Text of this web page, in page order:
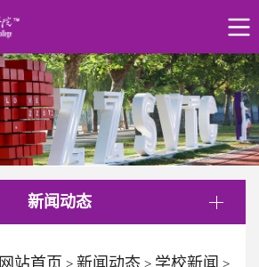
新闻动态
网站首页 新闻动态 学校新闻